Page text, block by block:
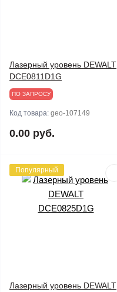
Лазерный уровень DEWALT
DCE0811D1G
ПО ЗАПРОСУ
Код товара: geo-107149
0.00 руб.
Популярный
Лазерный уровень DEWALT